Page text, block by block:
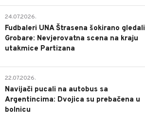
24.07.2026.
Fudbaleri UNA Štrasena šokirano gledali
Grobare: Nevjerovatna scena na kraju
utakmice Partizana
22.07.2026.
Navijači pucali na autobus sa
Argentincima: Dvojica su prebačena u
bolnicu